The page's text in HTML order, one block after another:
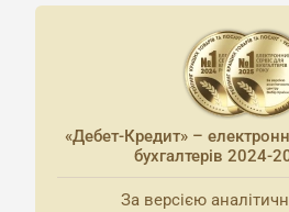
«Дебет-Кредит» –
бухгалтерів 2024-
За версією